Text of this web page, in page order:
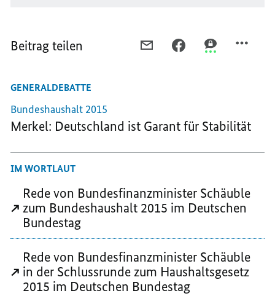
Beitrag teilen
NEUE
NEUE
SCHULDEN
NEUE
SCHULDEN
GENERALDEBATTE
Bundeshaushalt 2015
Merkel: Deutschland ist Garant für Stabilität
IM WORTLAUT
Rede von Bundesfinanzminister Schäuble
zum Bundeshaushalt 2015 im Deutschen
Bundestag
Rede von Bundesfinanzminister Schäuble
in der Schlussrunde zum Haushaltsgesetz
2015 im Deutschen Bundestag